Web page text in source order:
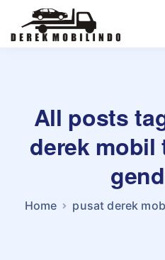
All posts
derek mobil
Home pusat derek